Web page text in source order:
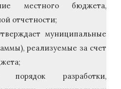
местного бюджета,
отчетности;
муниципальные
реализуемые за счет
порядок разработки,